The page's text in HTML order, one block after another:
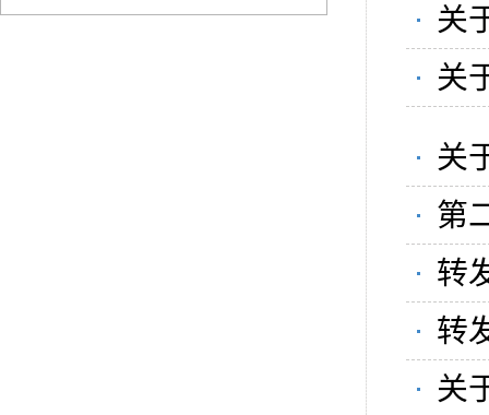
究
关
知
关
教
关
示
第
名
转
五
转
材
关